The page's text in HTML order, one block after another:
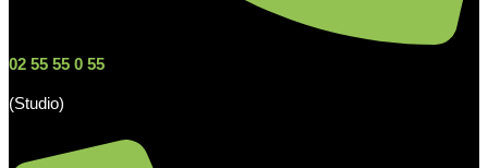
02 55 55 0 55
(Studio)